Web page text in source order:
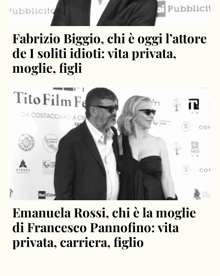
Fabrizio Biggio, chi è oggi l’attore
de I soliti idioti: vita privata,
moglie, figli
Emanuela Rossi, chi è la moglie
di Francesco Pannofino: vita
privata, carriera, figlio